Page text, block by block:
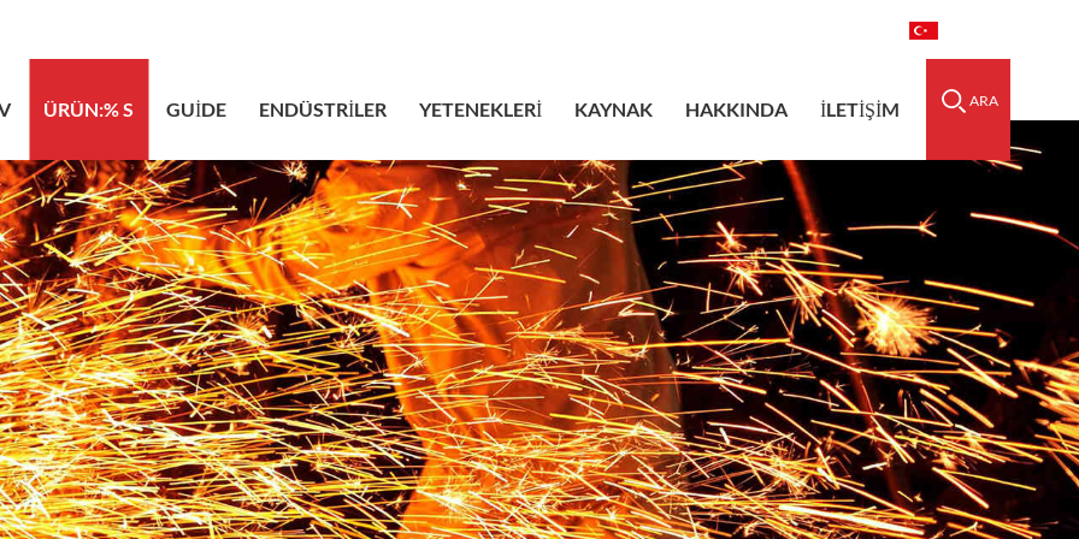
ARA
ÜRÜN:% S GUIDE ENDÜSTRILER YETENEKLERI KAYNAK HAKKINDA İLETIŞIM